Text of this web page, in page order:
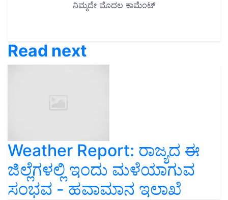
Read next
Weather Report: ರಾಜ್ಯದ ಈ
ಜಿಲ್ಲೆಗಳಲ್ಲಿ ಇಂದು ಮಳೆಯಾಗುವ
ಸಂಭವ - ಹವಾಮಾನ ಇಲಾಖೆ